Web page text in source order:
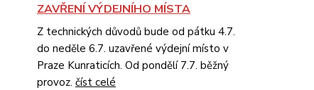
ZAVŘENÍ VÝDEJNÍHO MÍSTA
Z technických důvodů bude od pátku 4.7.
do neděle 6.7. uzavřené výdejní místo v
Praze Kunraticích. Od pondělí 7.7. běžný
provoz. číst celé